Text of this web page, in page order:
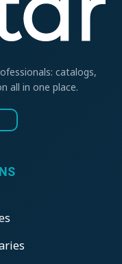
catalogs,
all in one place.